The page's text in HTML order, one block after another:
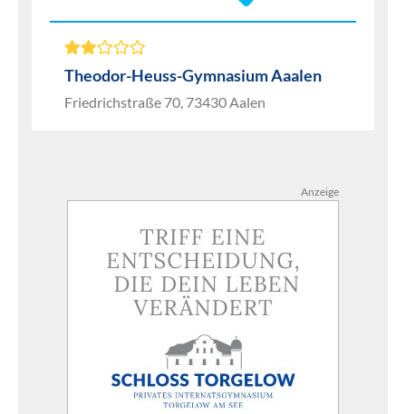
Theodor-Heuss-Gymnasium Aaalen
Friedrichstraße 70, 73430 Aalen
Anzeige